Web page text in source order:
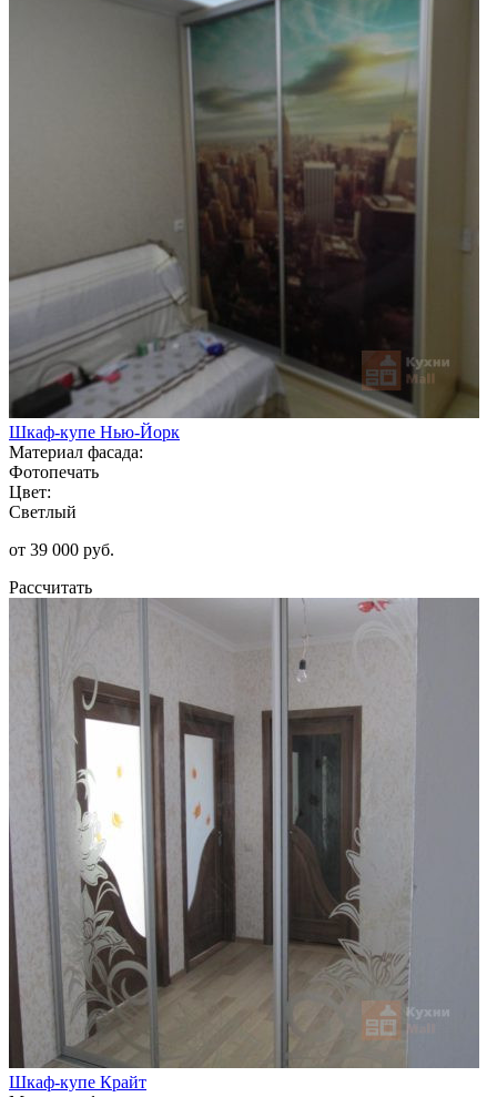
Шкаф-купе Нью-Йорк
Материал фасада:
Фотопечать
Цвет:
Светлый
от 39 000 руб.
Рассчитать
Шкаф-купе Крайт